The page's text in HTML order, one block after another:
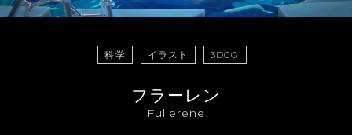
科学 イラスト 3DCG
フラーレン
Fullerene